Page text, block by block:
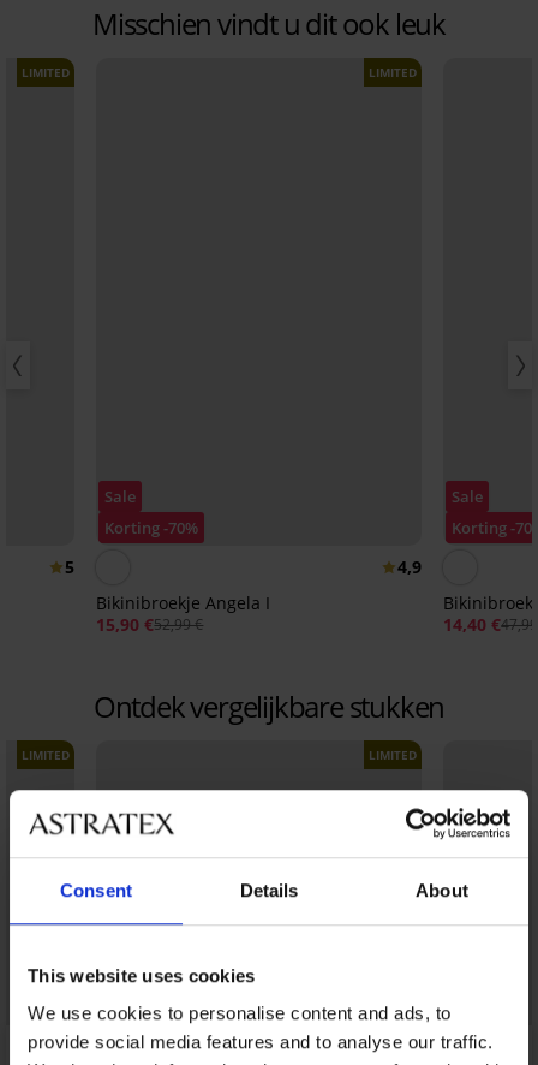
Consent Details About
This website uses cookies
We use cookies to personalise content and ads, to
provide social media features and to analyse our traffic.
Misschien vindt u dit ook leuk
LIMITED
5
Sale
Korting -70%
LIMITED
4,9
Bikinibroekje Angela I
15,90 €52,99 €
Sale
Korting -
14,40 €
Ontdek vergelijkbare stukken
LIMITED LIMITED